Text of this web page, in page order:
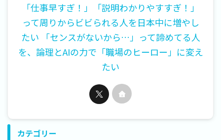
「仕事早すぎ！」「説明わかりやすすぎ！」
って周りからビビられる人を日本中に増やし
たい 「センスがないから…」って諦めてる人
を、論理とAIの力で「職場のヒーロー」に変え
たい
カテゴリー